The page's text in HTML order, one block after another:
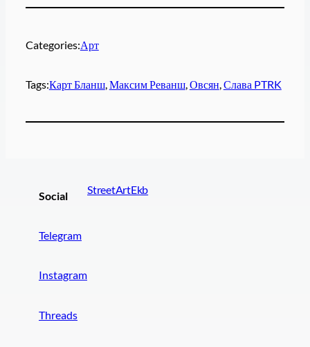
Categories:Арт
Tags:Карт Бланш, Максим Реванш, Овсян, Слава PTRK
Social
Telegram
Instagram
Threads
StreetArtEkb